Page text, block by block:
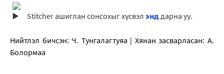
Stitcher ашиглан сонсохыг хүсвэл энддарна уу.
Нийтлэл бичсэн: Ч. Тунгалагтуяа | Хянан засварласан: А.
Болормаа